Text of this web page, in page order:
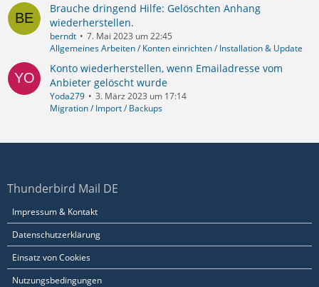
Brauche dringend Hilfe: Gelöschten Anhang
wiederherstellen.
berndt
7. Mai 2023 um 22:45
Allgemeines Arbeiten / Konten einrichten / Installation & Update
Konto wiederherstellen, wenn Emailadresse vom
Anbieter gelöscht wurde
Yoda279
3. März 2023 um 17:14
Migration / Import / Backups
Thunderbird Mail DE
Impressum & Kontakt
Datenschutzerklärung
Einsatz von Cookies
Nutzungsbedingungen